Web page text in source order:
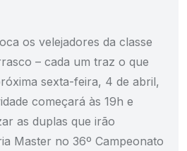
os velejadores da classe
– cada um traz o que
sexta-feira, 4 de abril,
começará às 19h e
as duplas que irão
Master no 36º Campeonato